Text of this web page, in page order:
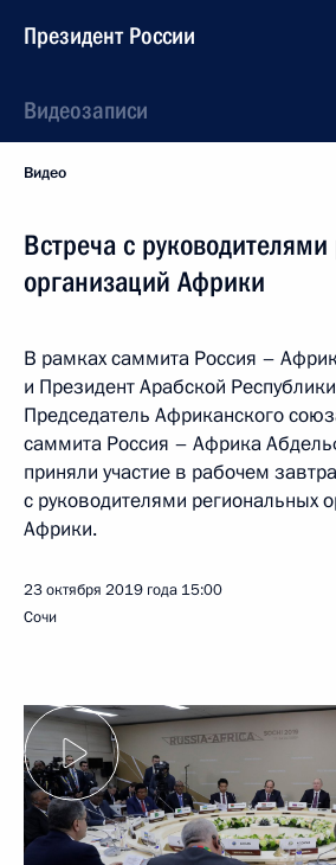
Президент России
Видеозаписи
Видео
Встреча с
организаций Африки
В рамках саммита Россия –
и Президент Арабской
Председатель Африканского
саммита Россия – Африка
приняли участие в рабочем
с руководителями региональных
Африки.
23 октября 2019 года 15:00
Сочи